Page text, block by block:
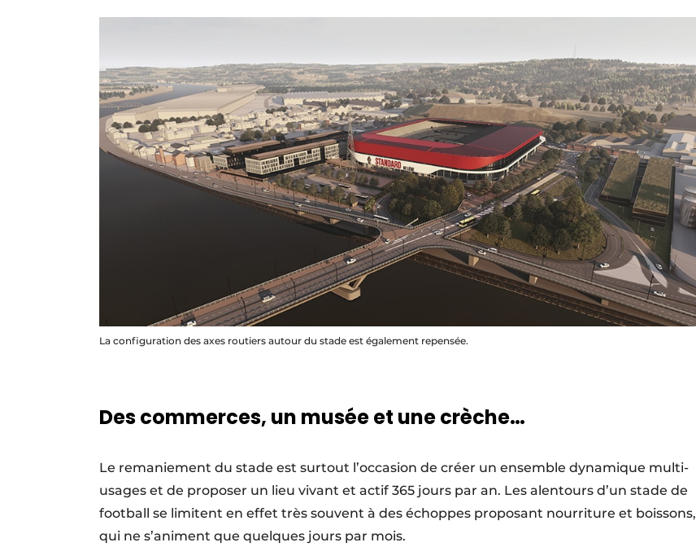
La configuration des axes routiers autour du stade est également repensée.
Des commerces, un musée et une crèche…
Le remaniement du stade est surtout l’occasion de créer un ensemble dynamique multi-
usages et de proposer un lieu vivant et actif 365 jours par an. Les alentours d’un stade de
football se limitent en effet très souvent à des échoppes proposant nourriture et boissons,
qui ne s’animent que quelques jours par mois.